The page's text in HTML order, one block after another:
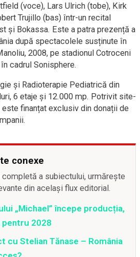
(voce), Lars Ulrich (tobe), Kirk
Trujillo (bas) într-un recital
şi Bokassa. Este a patra prezență a
după spectacolele susținute în
2008, pe stadionul Cotroceni
cadrul Sonisphere.
și Radioterapie Pediatrică din
6 etaje și 12.000 mp. Potrivit site-
finanțat exclusiv din donații de
conexe
a subiectului, urmărește
din același flux editorial.
„Michael” începe producția,
2028
cu Stelian Tănase – România